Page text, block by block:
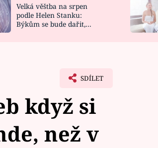
DESIGN
Velká věštba na srpen
podle Helen Stanku:
Býkům se bude dařit,
SDÍLET
když si
než v